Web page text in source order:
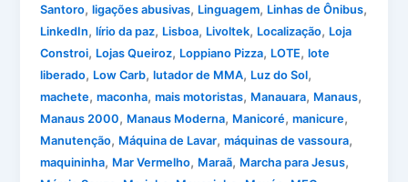
Santoro,ligações abusivas, Linguagem, Linhas de Ônibus,
LinkedIn,lírio da paz, Lisboa, Livoltek, Localização, Loja
Constroi, Lojas Queiroz, Loppiano Pizza, LOTE,lote
liberado, Low Carb,lutador de MMA, Luz do Sol,
machete,maconha,mais motoristas, Manauara, Manaus,
Manaus 2000, Manaus Moderna, Manicoré,manicure,
Manutenção, Máquina de Lavar,máquinas de vassoura,
maquininha, Mar Vermelho, Maraã, Marcha para Jesus,